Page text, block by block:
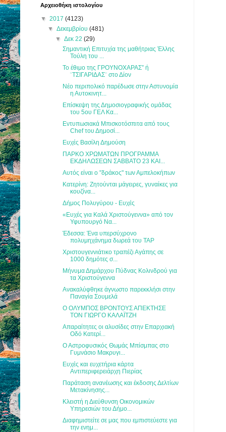
Αρχειοθήκη ιστολογίου
▼ 2017 (4123)
▼Δεκεμβρίου(481)
▼ Δεκ 22 (29)
Σημαντική Επιτυχία της μαθήτριας Έλλης
Τούλη του ...
Το έθιμο της ΓΡΟΥΝΟΧΑΡΑΣ” ή
¨ΤΣΙΓΑΡΙΔΑΣ¨ στο Δίον
Νέο περιπολικό παρέδωσε στην Αστυνομία
η Αυτοκινητ...
Επίσκεψη της Δημοσιογραφικής ομάδας
του 5ου ΓΕΛ Κα...
Εντυπωσιακά Μπισκοτόσπιτα από τους
Chef του Δημοσί...
Ευχές Βασίλη Δημούση
ΠΑΡΚΟ ΧΡΩΜΑΤΩΝ ΠΡΟΓΡΑΜΜΑ
ΕΚΔΗΛΩΣΕΩΝ ΣΑΒΒΑΤΟ 23 ΚΑΙ...
Αυτός είναι ο "δράκος" των Αμπελοκήπων
Κατερίνη: Ζητούνται μάγειρες, γυναίκες για
κουζίνα...
Δήμος Πολυγύρου - Ευχές
«Ευχές για Καλά Χριστούγεννα» από τον
Υφυπουργό Να...
Έδεσσα: Ένα υπερσύχρονο
πολυμηχάνημα δωρεά του TAP
Χριστουγεννιάτικο τραπέζι Αγάπης σε
1000 δημότες σ...
Μήνυμα Δημάρχου Πύδνας Κολινδρού για
τα Χριστούγεννα
Ανακαλύφθηκε άγνωστο παρεκκλήσι στην
Παναγία Σουμελά
Ο ΟΛΥΜΠΟΣ ΒΡΟΝΤΟΥΣ ΑΠΕΚΤΗΣΕ
ΤΟΝ ΓΙΩΡΓΟ ΚΑΛΑΪΤΖΗ
Απαραίτητες οι αλυσίδες στην Επαρχιακή
Οδό Κατερί...
Ο Αστροφυσικός Θωμάς Μπίσμπας στο
Γυμνάσιο Μακρυγι...
Ευχές και ευχετήρια κάρτα
Αντιπεριφερειάρχη Πιερίας
Παράταση ανανέωσης και έκδοσης Δελτίων
Μετακίνησης...
Κλειστή η Διεύθυνση Οικονομικών
Υπηρεσιών του Δήμο...
Διαφημιστείτε σε μας που εμπιστεύεστε για
την ενημ...